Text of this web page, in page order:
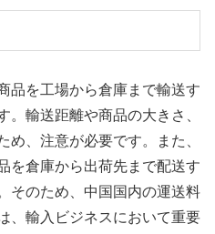
品を工場から倉庫まで輸送す
。輸送距離や商品の大きさ、
め、注意が必要です。また、
を倉庫から出荷先まで配送す
そのため、中国国内の運送料
、輸入ビジネスにおいて重要